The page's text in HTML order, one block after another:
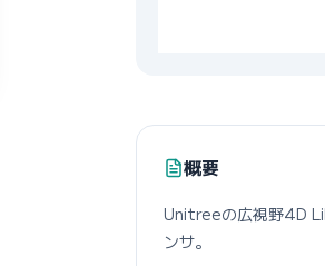
概要
Unitreeの広視野4D
ンサ。